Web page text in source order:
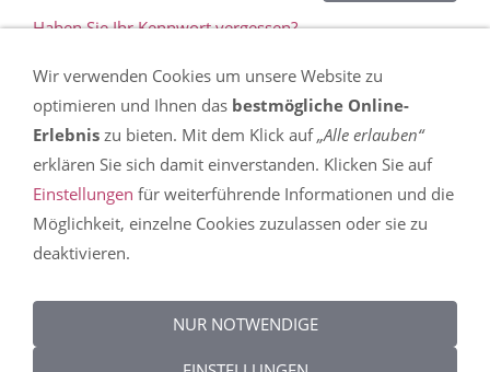
Haben Sie Ihr Kennwort vergessen?
da Sie der Speicherung der für die Darstellung
widersprochen haben. In
Nutzung von Cookies auf dieser Seite und können
Ihre Präferenzen detailliert anpassen.
DIESEN COOKIE ZULASSEN
Wir verwenden Cookies um unsere Website zu
optimieren und Ihnen das bestmögliche Online-
Erlebnis zu bieten. Mit dem Klick auf„Alle erlauben“
erklären Sie sich damit einverstanden. Klicken Sie auf
Einstellungen für weiterführende Informationen und die
Möglichkeit, einzelne Cookies zuzulassen oder sie zu
deaktivieren.
NUR NOTWENDIGE